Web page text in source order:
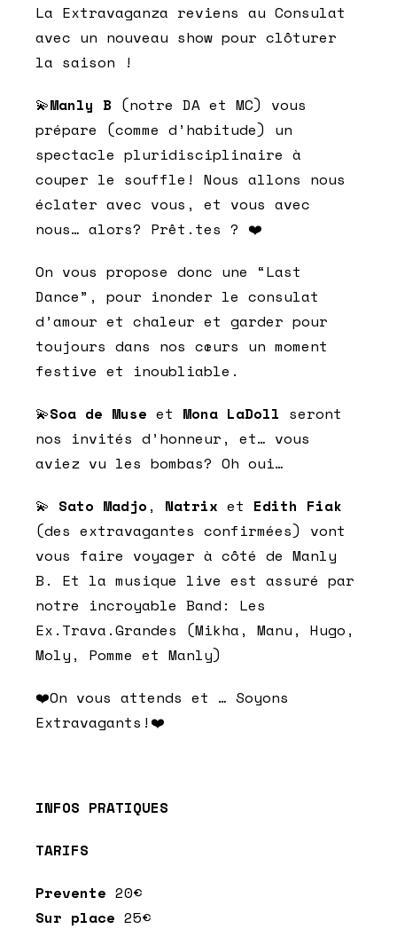
La Extravaganza reviens au Consulat
avec un nouveau show pour clôturer
la saison !
💫Manly B (notre DA et MC) vous
prépare (comme d’habitude) un
spectacle pluridisciplinaire à
couper le souffle! Nous allons nous
éclater avec vous, et vous avec
nous… alors? Prêt.tes ? ❤️
On vous propose donc une “Last
Dance”, pour inonder le consulat
d’amour et chaleur et garder pour
toujours dans nos cœurs un moment
festive et inoubliable.
💫Soa de Muse et Mona LaDoll seront
nos invités d’honneur, et… vous
aviez vu les bombas? Oh oui…
💫 Sato Madjo , Natrix et Edith Fiak
(des extravagantes confirmées) vont
vous faire voyager à côté de Manly
B. Et la musique live est assuré par
notre incroyable Band: Les
Ex.Trava.Grandes (Mikha, Manu, Hugo,
Moly, Pomme et Manly)
❤️On vous attends et … Soyons
Extravagants!❤️
INFOS PRATIQUES
TARIFS
Prevente 20€
Sur place 25€